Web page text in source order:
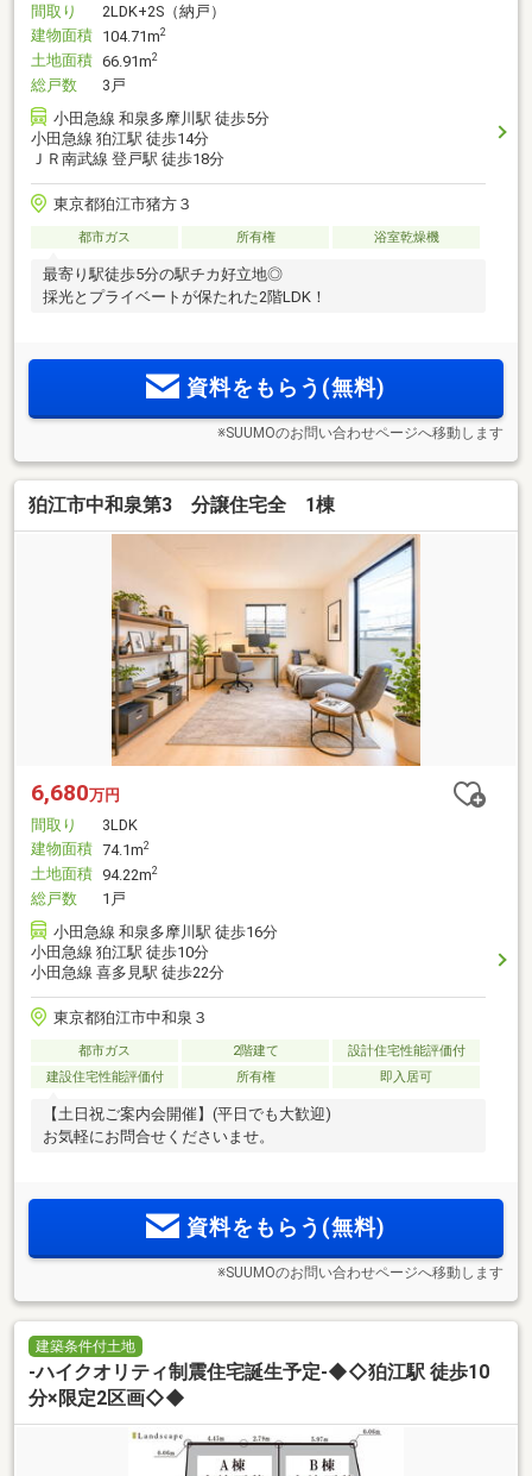
間取り
2LDK+2S（納戸）
建物面積 104.71m2
土地面積 66.91m2
総戸数
3戸
小田急線 和泉多摩川駅 徒歩5分
小田急線 狛江駅 徒歩14分
ＪＲ南武線 登戸駅 徒歩18分
東京都狛江市猪方３
都市ガス 所有権 浴室乾燥機
最寄り駅徒歩5分の駅チカ好立地◎
採光とプライベートが保たれた2階LDK！
資料をもらう(無料)
※SUUMOのお問い合わせページへ移動します
狛江市中和泉第3 分譲住宅全 1棟
6,680万円
間取り
3LDK
建物面積 74.1m2
土地面積 94.22m2
総戸数
1戸
小田急線 和泉多摩川駅 徒歩16分
小田急線 狛江駅 徒歩10分
小田急線 喜多見駅 徒歩22分
東京都狛江市中和泉３
都市ガス 2階建て
設計住宅性能評価付
建設住宅性能評価付
所有権 即入居可
【土日祝ご案内会開催】(平日でも大歓迎)
お気軽にお問合せくださいませ。
資料をもらう(無料)
※SUUMOのお問い合わせページへ移動します
建築条件付土地
-ハイクオリティ制震住宅誕生予定-◆◇狛江駅 徒歩10
分×限定2区画◇◆